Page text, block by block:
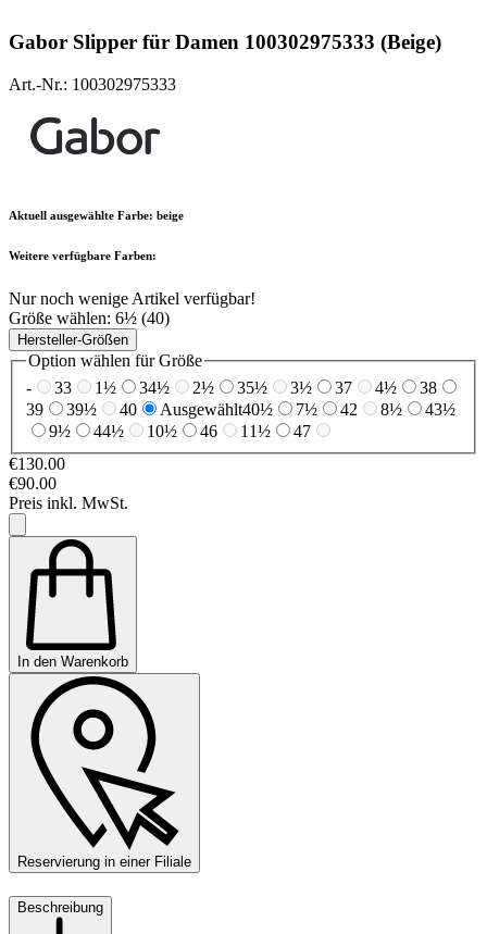
Gabor Slipper für Damen 100302975333 (Beige)
Art.-Nr.: 100302975333
Aktuell ausgewählte Farbe: beige
Weitere verfügbare Farben:
Nur noch wenige Artikel verfügbar!
Größe wählen: 6½ (40)
Hersteller-Größen
Option wählen für Größe
-
33 1½ 34½ 2½ 35½ 3½ 37 4½
38
39
39½ 40 Ausgewählt40½ 7½ 42 8½
43½
9½
44½ 10½ 46 11½
47
€130.00
€90.00
Preis inkl. MwSt.
In den Warenkorb
Reservierung in einer Filiale
Beschreibung